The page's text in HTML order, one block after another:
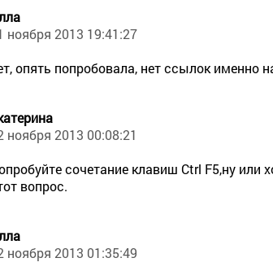
ноября 2013 19:41:27
опять попробовала, нет ссылок именно
ноября 2013 00:08:21
сочетание клавиш Ctrl F5,ну
вопрос.
ноября 2013 01:35:49